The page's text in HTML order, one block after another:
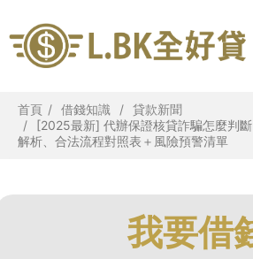
首頁 借錢知識
貸款新聞
[2025最新] 代辦保證核貸詐騙怎麼判
解析、合法流程對照表＋風險預警清單
我要借